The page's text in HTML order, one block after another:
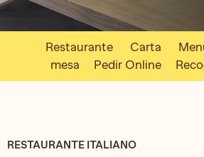
Restaurante Carta
mesa
Pedir Online
RESTAURANTE ITALIANO